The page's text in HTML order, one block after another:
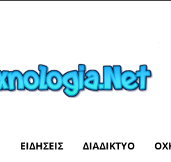
ΕΙΔΉΣΕΙΣ ΔΙΑΔΊΚΤΥΟ